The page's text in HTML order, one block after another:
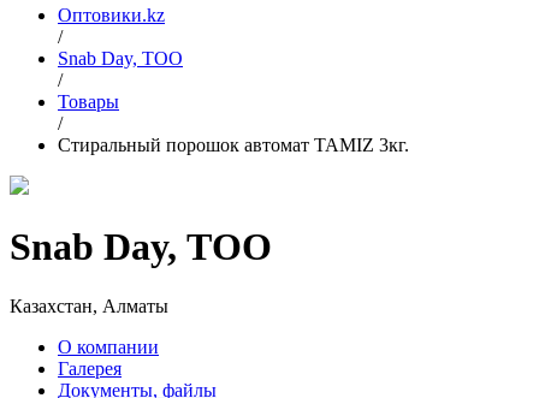
Оптовики.kz
/
Snab Day, ТОО
/
Товары
/
Стиральный порошок автомат TAMIZ 3кг.
Snab Day, ТОО
Казахстан, Алматы
О компании
Галерея
Документы, файлы